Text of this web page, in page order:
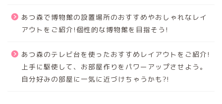
あつ森で博物館の設置場所のおすすめやおしゃれなレイ
アウトをご紹介!個性的な博物館を目指そう!
あつ森のテレビ台を使ったおすすめレイアウトをご紹介!
上手に駆使して、お部屋作りをパワーアップさせよう。
自分好みの部屋に一気に近づけちゃうかも?!